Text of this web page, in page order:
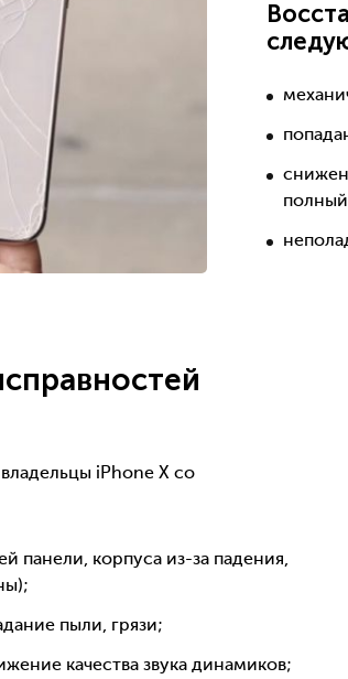
полный
iPhone X со
панели, корпуса из-за падения,
пыли, грязи;
качества звука динамиков;